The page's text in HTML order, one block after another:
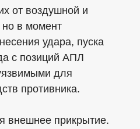
от воздушной и
но в момент
удара, пуска
с позиций АПЛ
для
противника.
внешнее прикрытие.